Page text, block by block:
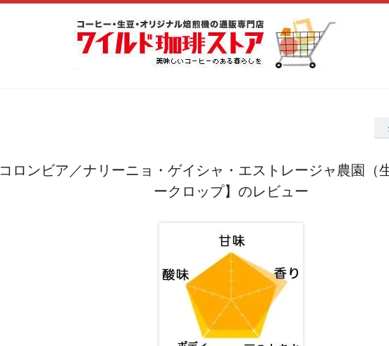
コロンビア／ナリーニョ・ゲイシャ・エストレージャ農園（
ークロップ】のレビュー